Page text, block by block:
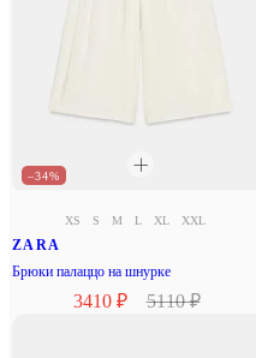
–34%
XS S M L XL XXL
ZARA
Брюки палаццо на шнурке
3410 ₽ 5110 ₽